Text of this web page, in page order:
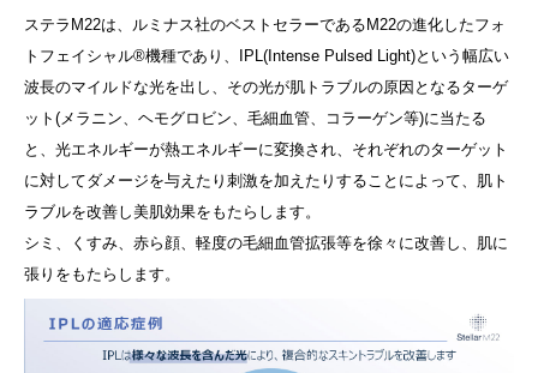
ステラM22は、ルミナス社のベストセラーであるM22の進化したフォ
トフェイシャル®機種であり、IPL(Intense Pulsed Light)という幅広い
波長のマイルドな光を出し、その光が肌トラブルの原因となるターゲ
ット(メラニン、ヘモグロビン、毛細血管、コラーゲン等)に当たる
と、光エネルギーが熱エネルギーに変換され、それぞれのターゲット
に対してダメージを与えたり刺激を加えたりすることによって、肌ト
ラブルを改善し美肌効果をもたらします。
シミ、くすみ、赤ら顔、軽度の毛細血管拡張等を徐々に改善し、肌に
張りをもたらします。